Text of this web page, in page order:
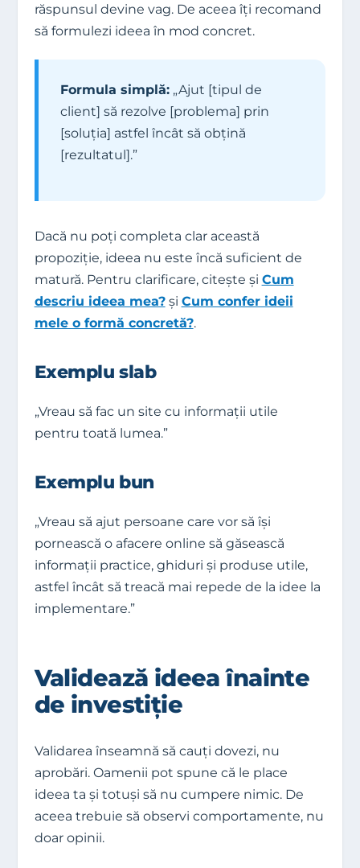
răspunsul devine vag. De aceea îți recomand
să formulezi ideea în mod concret.
Formula simplă:„Ajut [tipul de
client] să rezolve [problema] prin
[soluția] astfel încât să obțină
[rezultatul].”
Dacă nu poți completa clar această
propoziție, ideea nu este încă suficient de
matură. Pentru clarificare, citește și Cum
descriu ideea mea?și Cum confer ideii
mele o formă concretă?.
Exemplu slab
„Vreau să fac un site cu informații utile
pentru toată lumea.”
Exemplu bun
„Vreau să ajut persoane care vor să își
pornească o afacere online să găsească
informații practice, ghiduri și produse utile,
astfel încât să treacă mai repede de la idee la
implementare.”
Validează ideea înainte
de investiție
Validarea înseamnă să cauți dovezi, nu
aprobări. Oamenii pot spune că le place
ideea ta și totuși să nu cumpere nimic. De
aceea trebuie să observi comportamente, nu
doar opinii.